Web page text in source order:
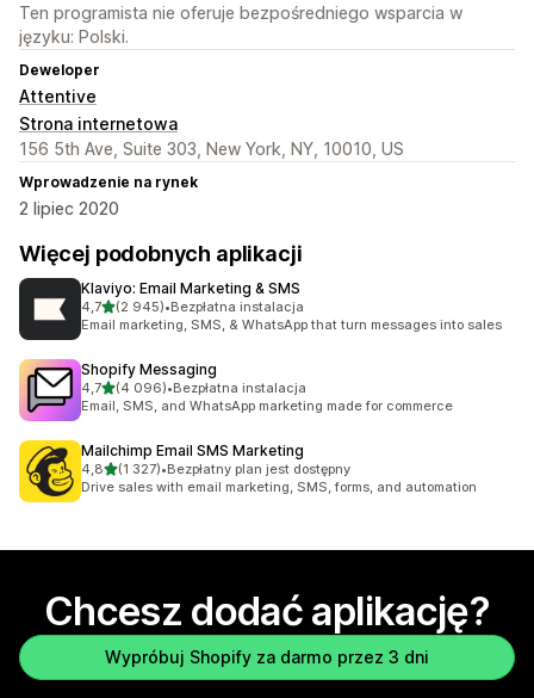
Ten programista nie oferuje bezpośredniego wsparcia w
języku: Polski.
Deweloper
Attentive
Strona internetowa
156 5th Ave, Suite 303, New York, NY, 10010, US
Wprowadzenie na rynek
2 lipiec 2020
Więcej podobnych aplikacji
Klaviyo: Email Marketing & SMS
4,7na 5 gwiazdek
(2 945)
Łączna liczba recenzji: 2945
•Bezpłatna instalacja
Email marketing, SMS, & WhatsApp that turn messages into sales
Shopify Messaging
4,7na 5 gwiazdek
(4 096)
Łączna liczba recenzji: 4096
•Bezpłatna instalacja
Email, SMS, and WhatsApp marketing made for commerce
Mailchimp Email SMS Marketing
4,8na 5 gwiazdek
(1 327)
Łączna liczba recenzji: 1327
•Bezpłatny plan jest dostępny
Drive sales with email marketing, SMS, forms, and automation
Chcesz dodać aplikację?
Wypróbuj Shopify za darmo przez 3 dni